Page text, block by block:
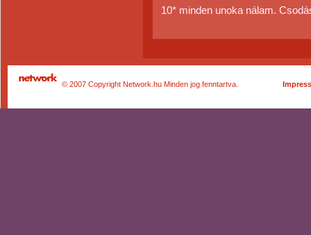
10* minden unoka nálam.
© 2007 Copyright Network.hu Minden jog fenntartva.